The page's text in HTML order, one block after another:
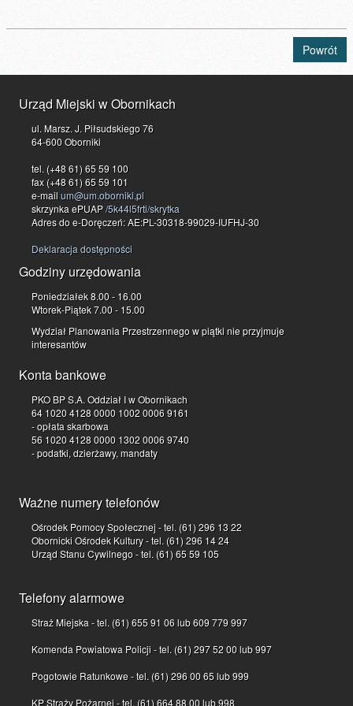
Powrót
Urząd Miejski w Obornikach
ul. Marsz. J. Piłsudskiego 76
64-600 Oborniki
tel. (+48 61) 65 59 100
fax (+48 61) 65 59 101
e-mailum@um.oborniki.pl
skrzynka ePUAP/5k44l5frti/skrytka
Adres do e-Doręczeń: AE:PL-30318-99029-IUFHJ-30
Deklaracja dostępności
Godziny urzędowania
Poniedziałek 8.00 - 16.00
Wtorek-Piątek 7.00 - 15.00
Wydział Planowania Przestrzennego w piątki nie przyjmuje
interesantów
Konta bankowe
PKO BP S.A. Oddział I w Obornikach
64 1020 4128 0000 1002 0006 9161
- opłata skarbowa
56 1020 4128 0000 1302 0006 9740
- podatki, dzierżawy, mandaty
Ważne numery telefonów
Ośrodek Pomocy Społecznej - tel. (61) 296 13 22
Obornicki Ośrodek Kultury - tel. (61) 296 14 24
Urząd Stanu Cywilnego - tel. (61) 65 59 105
Telefony alarmowe
Straż Miejska - tel. (61) 655 91 06 lub 609 779 997
Komenda Powiatowa Policji - tel. (61) 297 52 00 lub 997
Pogotowie Ratunkowe - tel. (61) 296 00 65 lub 999
KP Straży Pożarnej - tel. (61) 664 88 00 lub 998